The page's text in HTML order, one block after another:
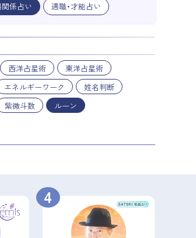
係占い 適職・才能占い
西洋占星術
東洋占星術
エネルギーワーク
姓名判断
紫微斗数
ルーン
4